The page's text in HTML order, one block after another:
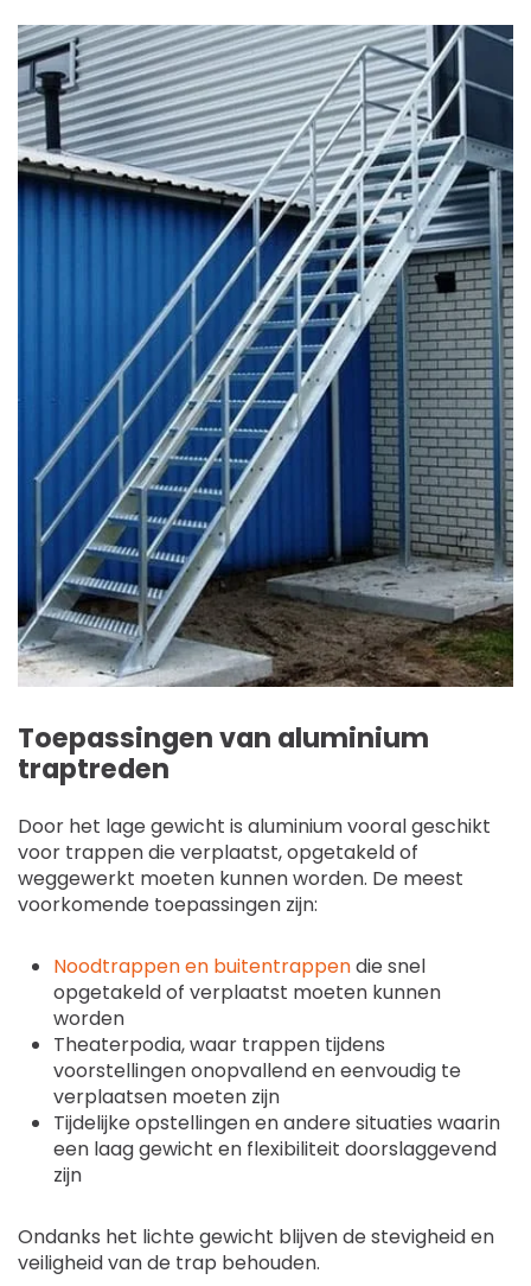
Toepassingen van aluminium
traptreden
Door het lage gewicht is aluminium vooral geschikt
voor trappen die verplaatst, opgetakeld of
weggewerkt moeten kunnen worden. De meest
voorkomende toepassingen zijn:
Noodtrappen en buitentrappendie snel
opgetakeld of verplaatst moeten kunnen
worden
Theaterpodia, waar trappen tijdens
voorstellingen onopvallend en eenvoudig te
verplaatsen moeten zijn
Tijdelijke opstellingen en andere situaties waarin
een laag gewicht en flexibiliteit doorslaggevend
zijn
Ondanks het lichte gewicht blijven de stevigheid en
veiligheid van de trap behouden.